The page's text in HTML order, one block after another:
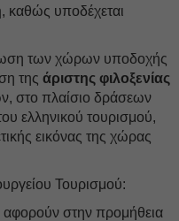
, καθώς υποδέχεται
των χώρων υποδοχής
της άριστης φιλοξενίας
στο πλαίσιο δράσεων
ελληνικού τουρισμού,
εικόνας της χώρας
Τουρισμού:
αφορούν στην προμήθεια